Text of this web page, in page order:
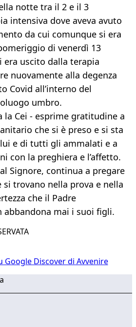
notte tra il 2 e il 3
intensiva dove aveva avuto
da cui comunque si era
di venerdì 13
era uscito dalla terapia
nuovamente alla degenza
Covid all’interno del
umbro.
la Cei - esprime gratitudine a
che si è preso e si sta
e di tutti gli ammalati e a
con la preghiera e l’affetto.
Signore, continua a pregare
trovano nella prova e nella
che il Padre
abbandona mai i suoi figli.
Google Discover di Avvenire